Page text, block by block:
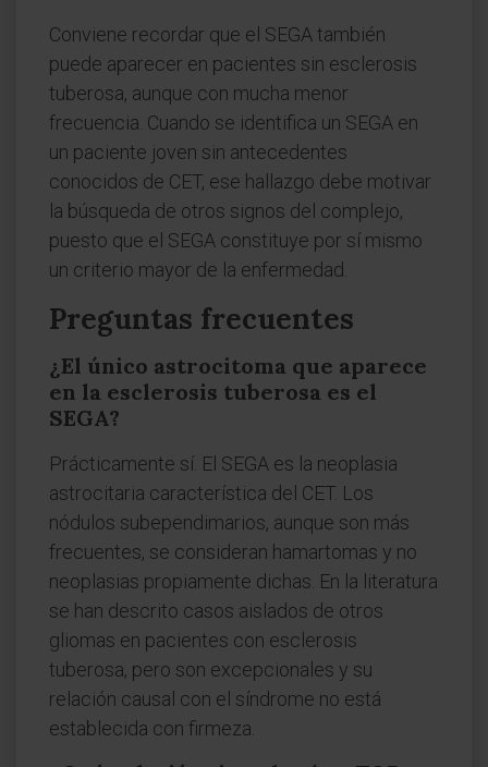
Conviene recordar que el SEGA también
puede aparecer en pacientes sin esclerosis
tuberosa, aunque con mucha menor
frecuencia. Cuando se identifica un SEGA en
un paciente joven sin antecedentes
conocidos de CET, ese hallazgo debe motivar
la búsqueda de otros signos del complejo,
puesto que el SEGA constituye por sí mismo
un criterio mayor de la enfermedad.
Preguntas frecuentes
¿El único astrocitoma que aparece
en la esclerosis tuberosa es el
SEGA?
Prácticamente sí. El SEGA es la neoplasia
astrocitaria característica del CET. Los
nódulos subependimarios, aunque son más
frecuentes, se consideran hamartomas y no
neoplasias propiamente dichas. En la literatura
se han descrito casos aislados de otros
gliomas en pacientes con esclerosis
tuberosa, pero son excepcionales y su
relación causal con el síndrome no está
establecida con firmeza.